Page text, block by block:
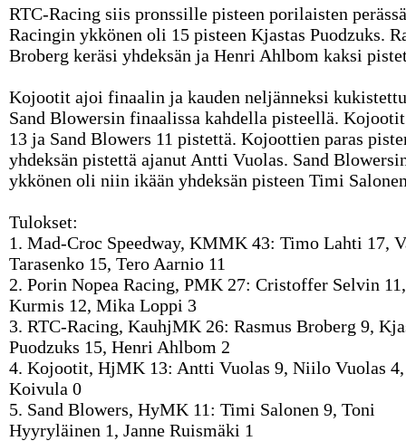
RTC-Racing siis pronssille pisteen porilaisten
Racingin ykkönen oli 15 pisteen Kjastas Puodzuks.
Broberg keräsi yhdeksän ja Henri Ahlbom kaksi
Kojootit ajoi finaalin ja kauden neljänneksi
Sand Blowersin finaalissa kahdella pisteellä.
13 ja Sand Blowers 11 pistettä. Kojoottien paras
yhdeksän pistettä ajanut Antti Vuolas. Sand
ykkönen oli niin ikään yhdeksän pisteen Timi
Tulokset:
1. Mad-Croc Speedway, KMMK 43: Timo Lahti 17,
Tarasenko 15, Tero Aarnio 11
2. Porin Nopea Racing, PMK 27: Cristoffer Selvin
Kurmis 12, Mika Loppi 3
3. RTC-Racing, KauhjMK 26: Rasmus Broberg 9,
Puodzuks 15, Henri Ahlbom 2
4. Kojootit, HjMK 13: Antti Vuolas 9, Niilo Vuolas
Koivula 0
5. Sand Blowers, HyMK 11: Timi Salonen 9, Toni
Hyyryläinen 1, Janne Ruismäki 1